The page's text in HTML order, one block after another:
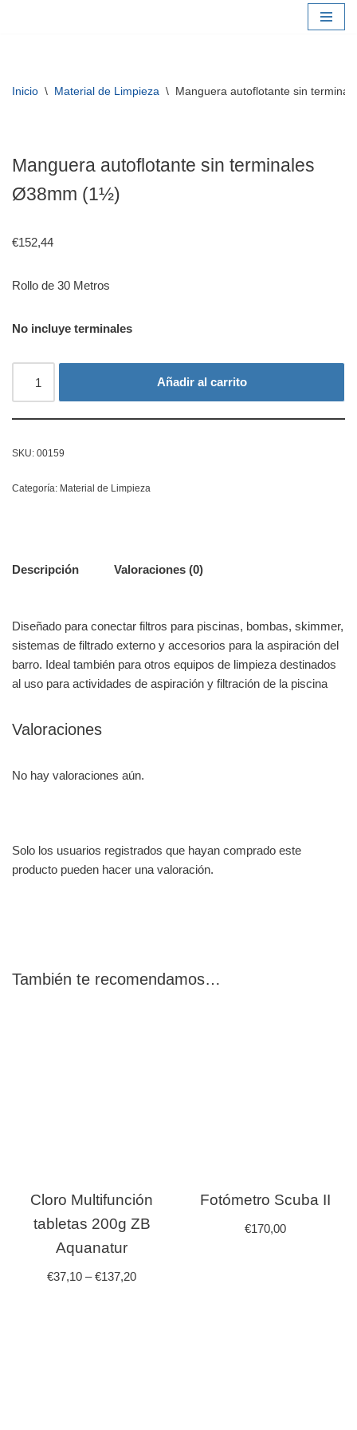
Inicio \ Material de Limpieza \ Manguera autoflotante sin
Manguera autoflotante sin terminales
Ø38mm (1½)
€152,44
Rollo de 30 Metros
No incluye terminales
Añadir al carrito
SKU: 00159
Categoría: Material de Limpieza
Descripción Valoraciones (0)
Diseñado para conectar filtros para piscinas, bombas, skimmer,
sistemas de filtrado externo y accesorios para la aspiración del
barro. Ideal también para otros equipos de limpieza destinados
al uso para actividades de aspiración y filtración de la piscina
Valoraciones
No hay valoraciones aún.
Solo los usuarios registrados que hayan comprado este
producto pueden hacer una valoración.
También te recomendamos…
Cloro Multifunción
tabletas 200g ZB
Aquanatur
€37,10 –€137,20
Fotómetro Scuba II
€170,00